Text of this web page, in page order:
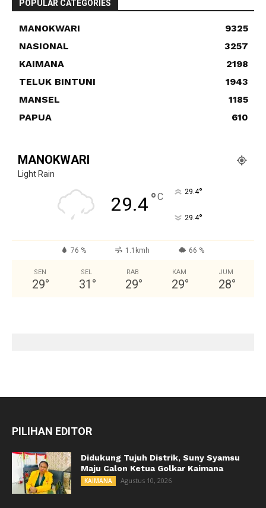
POPULAR CATEGORIES
MANOKWARI
9325
NASIONAL
3257
KAIMANA
2198
TELUK BINTUNI
1943
MANSEL
1185
PAPUA
610
MANOKWARI
Light Rain
29.4°C 29.4°
29.4°
76 % 1.1kmh 66 %
SEN
29°
SEL
31 °
RAB
29°
KAM
29°
JUM
28°
PILIHAN EDITOR
Didukung Tujuh Distrik, Suny Syamsu
Maju Calon Ketua Golkar Kaimana
KAIMANA Agustus 10, 2026